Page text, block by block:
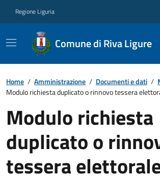
Regione Liguria
Comune di Riva Ligure
Home / Amministrazione / Documenti e dati /
Modulo richiesta duplicato o rinnovo tessera
Modulo richiesta
duplicato o
tessera